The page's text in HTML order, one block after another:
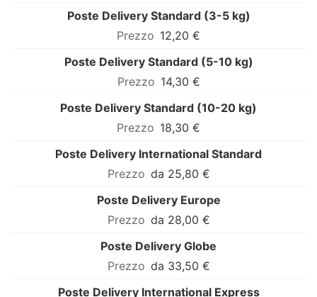
Poste Delivery Standard (3-5 kg)
12,20 €
Poste Delivery Standard (5-10 kg)
14,30 €
Poste Delivery Standard (10-20 kg)
18,30 €
Poste Delivery International Standard
da 25,80 €
Poste Delivery Europe
da 28,00 €
Poste Delivery Globe
da 33,50 €
Poste Delivery International Express